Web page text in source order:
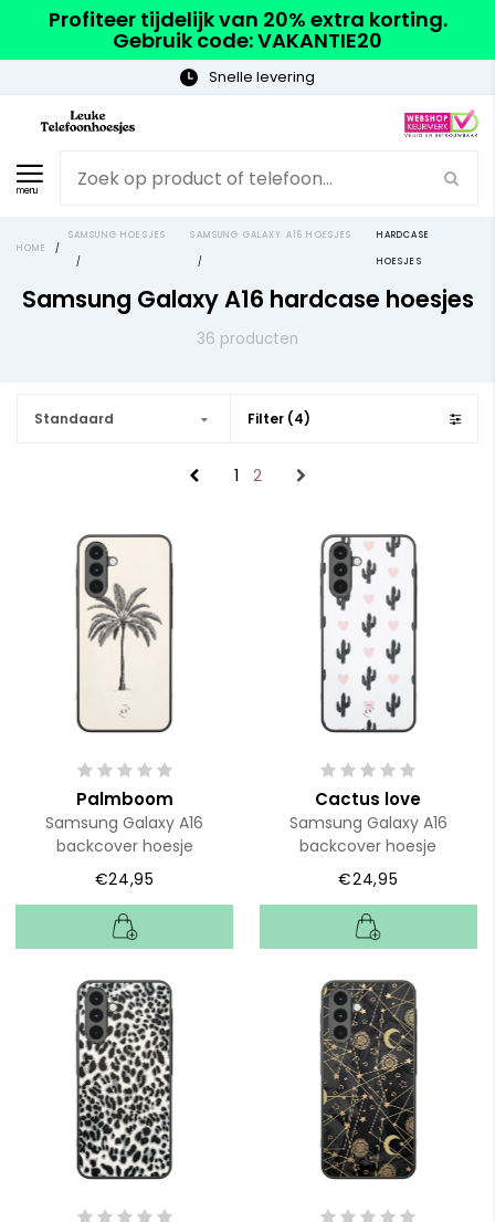
Profiteer tijdelijk van 20% extra korting.
Gebruik code: VAKANTIE20
Gratis verzending
menu
HOME /
SAMSUNG HOESJES
/
SAMSUNG GALAXY A16 HOESJES
/
HARDCASE
HOESJES
Samsung Galaxy A16 hardcase hoesjes
36 producten
Standaard Filter (4)
1 2
Palmboom
Samsung Galaxy A16
backcover hoesje
€24,95
Cactus love
Samsung Galaxy A16
backcover hoesje
€24,95